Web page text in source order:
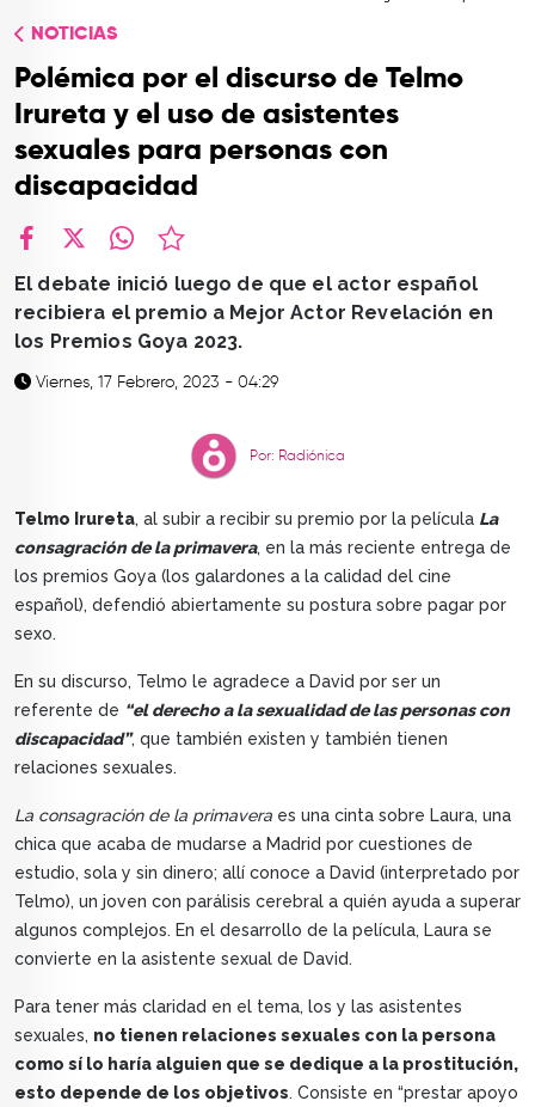
CONTACTO
NOTICIAS
Polémica por el discurso de Telmo
Irureta y el uso de asistentes
sexuales para personas con
discapacidad
El debate inició luego de que el actor español
recibiera el premio a Mejor Actor Revelación en
los Premios Goya 2023.
Viernes, 17 Febrero, 2023 - 04:29
Por: Radiónica
Telmo Irureta, al subir a recibir su premio por la película La
consagración de la primavera, en la más reciente entrega de
los premios Goya (los galardones a la calidad del cine
español), defendió abiertamente su postura sobre pagar por
sexo.
En su discurso, Telmo le agradece a David por ser un
referente de “el derecho a la sexualidad de las personas con
discapacidad”, que también existen y también tienen
relaciones sexuales.
La consagración de la primavera es una cinta sobre Laura, una
chica que acaba de mudarse a Madrid por cuestiones de
estudio, sola y sin dinero; allí conoce a David (interpretado por
Telmo), un joven con parálisis cerebral a quién ayuda a superar
algunos complejos. En el desarrollo de la película, Laura se
convierte en la asistente sexual de David.
Para tener más claridad en el tema, los y las asistentes
sexuales, no tienen relaciones sexuales con la persona
como sí lo haría alguien que se dedique a la prostitución,
esto depende de los objetivos. Consiste en “prestar apoyo